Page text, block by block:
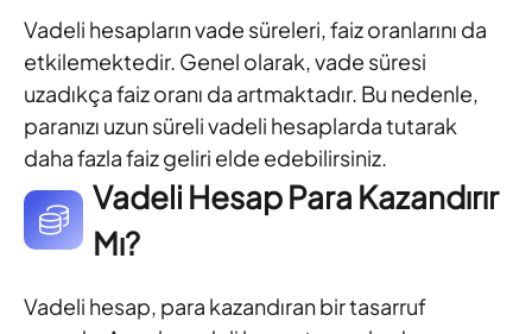
Vadeli hesapların vade süreleri, faiz oranlarını da
etkilemektedir. Genel olarak, vade süresi
uzadıkça faiz oranı da artmaktadır. Bu nedenle,
paranızı uzun süreli vadeli hesaplarda tutarak
daha fazla faiz geliri elde edebilirsiniz.
Vadeli Hesap Para Kazandırır
Mı?
Vadeli hesap, para kazandıran bir tasarruf